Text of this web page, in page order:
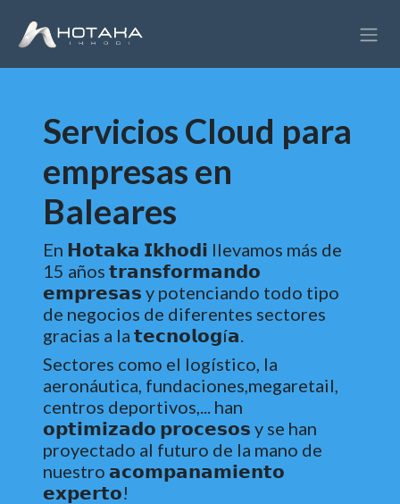
Servicios Cloud para
empresas en
Baleares
En 𝗛𝗼𝘁𝗮𝗸𝗮 𝗜𝗸𝗵𝗼𝗱𝗶 llevamos más de
15 años 𝘁𝗿𝗮𝗻𝘀𝗳𝗼𝗿𝗺𝗮𝗻𝗱𝗼
𝗲𝗺𝗽𝗿𝗲𝘀𝗮𝘀 y potenciando todo tipo
de negocios de diferentes sectores
gracias a la 𝘁𝗲𝗰𝗻𝗼𝗹𝗼𝗴í𝗮.
Sectores como el logístico, la
aeronáutica, fundaciones,megaretail,
centros deportivos,... han
𝗼𝗽𝘁𝗶𝗺𝗶𝘇𝗮𝗱𝗼 𝗽𝗿𝗼𝗰𝗲𝘀𝗼𝘀 y se han
proyectado al futuro de la mano de
nuestro 𝗮𝗰𝗼𝗺𝗽𝗮𝗻𝗮𝗺𝗶𝗲𝗻𝘁𝗼
𝗲𝘅𝗽𝗲𝗿𝘁𝗼!